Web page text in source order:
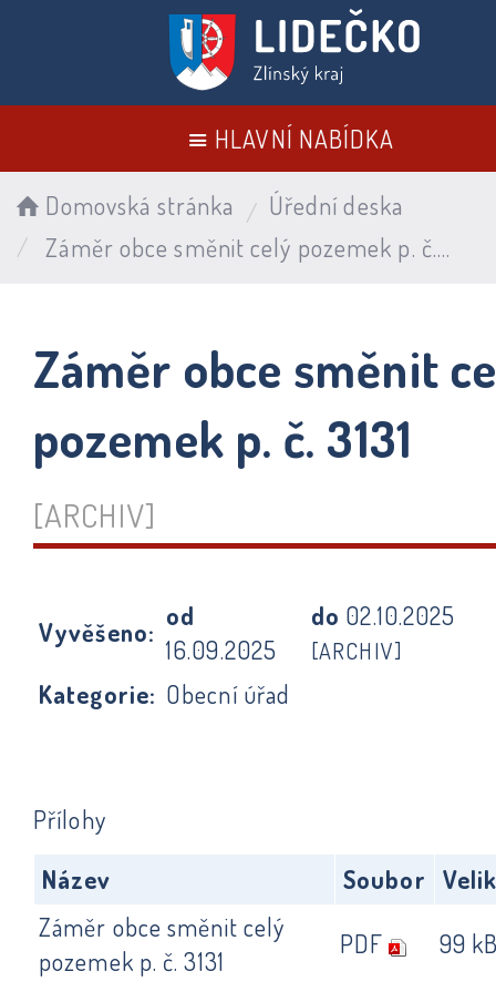
HLAVNÍ NABÍDKA
Domovská stránka
Úřední deska
Záměr obce směnit celý pozemek p. č. 3131
Záměr obce směnit
pozemek p. č. 3131
[ARCHIV]
Vyvěšeno:
od
16.09.2025
do 02.10.2025
[ARCHIV]
Kategorie: Obecní úřad
Přílohy
Název
Soubor
Záměr obce směnit celý
pozemek p. č. 3131
PDF 99